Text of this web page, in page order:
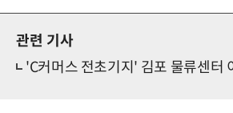
관련 기사
'C커머스 전초기지' 김포 물류센터